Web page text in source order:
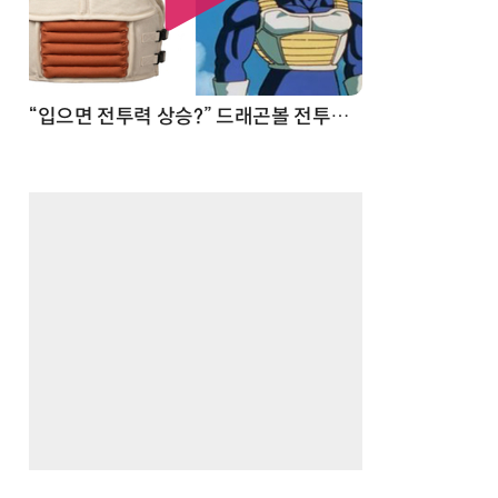
“입으면 전투력 상승?” 드래곤볼 전투복 닮은 중량조끼